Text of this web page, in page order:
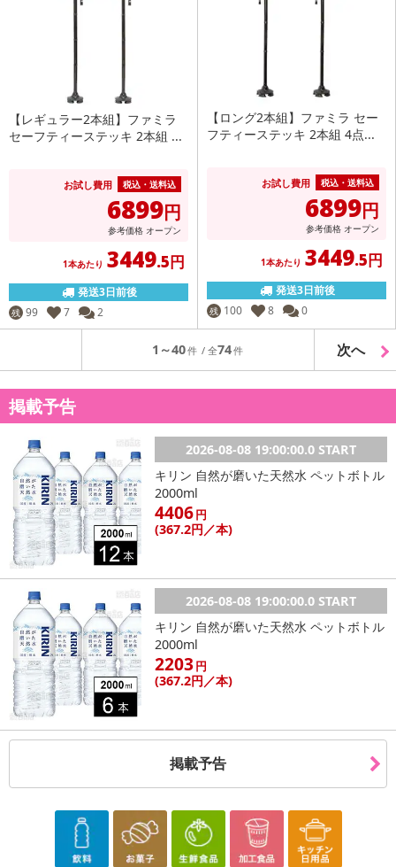
【レギュラー2本組】ファミラ
セーフティーステッキ 2本組 ...
お試し費用 税込・送料込
6899円
参考価格 オープン
1本あたり 3449.5円
発送3日前後
残 99 7 2
【ロング2本組】ファミラ セー
フティーステッキ 2本組 4点...
お試し費用 税込・送料込
6899円
参考価格 オープン
1本あたり 3449.5円
発送3日前後
残 100 8 0
1～40 74 次へ
掲載予告
2026-08-08 19:00:00.0 START
キリン 自然が磨いた天然水 ペットボトル
2000ml
4406円
(367.2円／本)
2026-08-08 19:00:00.0 START
キリン 自然が磨いた天然水 ペットボトル
2000ml
2203円
(367.2円／本)
掲載予告